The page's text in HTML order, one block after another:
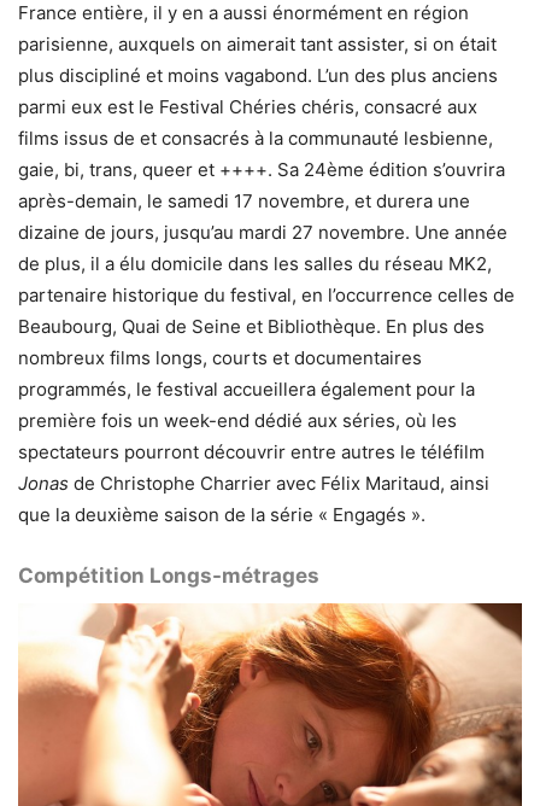
France entière, il y en a aussi énormément en région
parisienne, auxquels on aimerait tant assister, si on était
plus discipliné et moins vagabond. L’un des plus anciens
parmi eux est le Festival Chéries chéris, consacré aux
films issus de et consacrés à la communauté lesbienne,
gaie, bi, trans, queer et ++++. Sa 24ème édition s’ouvrira
après-demain, le samedi 17 novembre, et durera une
dizaine de jours, jusqu’au mardi 27 novembre. Une année
de plus, il a élu domicile dans les salles du réseau MK2,
partenaire historique du festival, en l’occurrence celles de
Beaubourg, Quai de Seine et Bibliothèque. En plus des
nombreux films longs, courts et documentaires
programmés, le festival accueillera également pour la
première fois un week-end dédié aux séries, où les
spectateurs pourront découvrir entre autres le téléfilm
Jonas de Christophe Charrier avec Félix Maritaud, ainsi
que la deuxième saison de la série « Engagés ».
Compétition Longs-métrages